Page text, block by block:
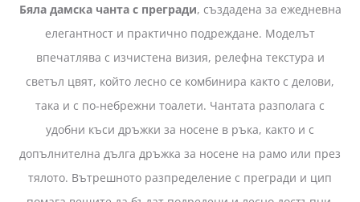
Бяла дамска чанта с прегради, създадена за ежедневна
елегантност и практично подреждане. Моделът
впечатлява с изчистена визия, релефна текстура и
светъл цвят, който лесно се комбинира както с делови,
така и с по-небрежни тоалети. Чантата разполага с
удобни къси дръжки за носене в ръка, както и с
допълнителна дълга дръжка за носене на рамо или през
тялото. Вътрешното разпределение с прегради и цип